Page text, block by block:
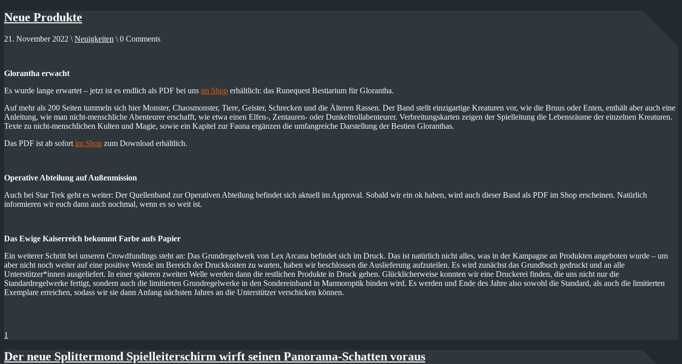
Neue Produkte
21. November 2022 \ Neuigkeiten \ 0 Comments
Glorantha erwacht
Es wurde lange erwartet – jetzt ist es endlich als PDF bei uns im Shop erhältlich: das Runequest Bestiarium für Glorantha.
Auf mehr als 200 Seiten tummeln sich hier Monster, Chaosmonster, Tiere, Geister, Schrecken und die Älteren Rassen. Der Band stellt einzigartige Kreaturen vor, wie die Bruus oder Enten, enthält aber auch eine
Anleitung, wie man nicht-menschliche Abenteurer erschafft, wie etwa einen Elfen-, Zentauren- oder Dunkeltrollabenteurer. Verbreitungskarten zeigen der Spielleitung die Lebensräume der einzelnen Kreaturen.
Texte zu nicht-menschlichen Kulten und Magie, sowie ein Kapitel zur Fauna ergänzen die umfangreiche Darstellung der Bestien Gloranthas.
Das PDF ist ab sofort im Shop zum Download erhältlich.
Operative Abteilung auf Außenmission
Auch bei Star Trek geht es weiter: Der Quellenband zur Operativen Abteilung befindet sich aktuell im Approval. Sobald wir ein ok haben, wird auch dieser Band als PDF im Shop erscheinen. Natürlich
informieren wir euch dann auch nochmal, wenn es so weit ist.
Das Ewige Kaiserreich bekommt Farbe aufs Papier
Ein weiterer Schritt bei unseren Crowdfundings steht an: Das Grundregelwerk von Lex Arcana befindet sich im Druck. Das ist natürlich nicht alles, was in der Kampagne an Produkten angeboten wurde – um
aber nicht noch weiter auf eine positive Wende im Bereich der Druckkosten zu warten, haben wir beschlossen die Auslieferung aufzuteilen. Es wird zunächst das Grundbuch gedruckt und an alle
Unterstützer*innen ausgeliefert. In einer späteren zweiten Welle werden dann die restlichen Produkte in Druck gehen. Glücklicherweise konnten wir eine Druckerei finden, die uns nicht nur die
Standardregelwerke fertigt, sondern auch die limitierten Grundregelwerke in den Sondereinband in Marmoroptik binden wird. Es werden und Ende des Jahre also sowohl die Standard, als auch die limitierten
Exemplare erreichen, sodass wir sie dann Anfang nächsten Jahres an die Unterstützer verschicken können.
1
Der neue Splittermond Spielleiterschirm wirft seinen Panorama-Schatten voraus